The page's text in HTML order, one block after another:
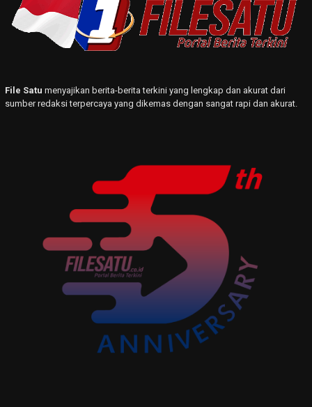
File Satu menyajikan berita-berita terkini yang lengkap dan akurat dari
sumber redaksi terpercaya yang dikemas dengan sangat rapi dan akurat.